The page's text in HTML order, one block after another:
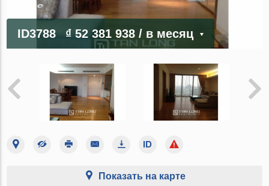
ID3788 ₫ 52 381 938/ в месяц
Показать на карте